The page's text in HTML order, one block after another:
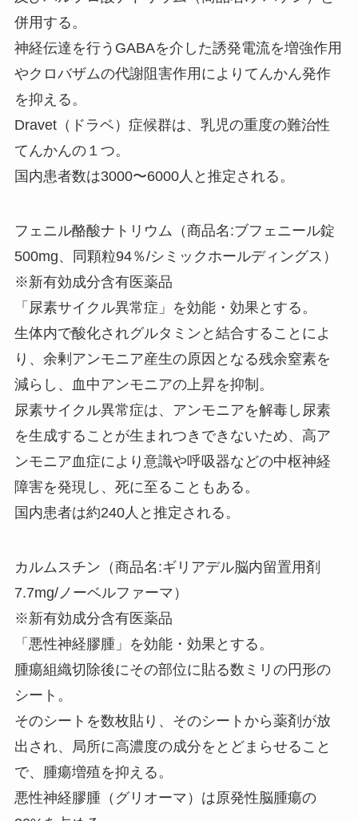
併用する。
神経伝達を行うGABAを介した誘発電流を増強作用
やクロバザムの代謝阻害作用によりてんかん発作
を抑える。
Dravet（ドラベ）症候群は、乳児の重度の難治性
てんかんの１つ。
国内患者数は3000〜6000人と推定される。
フェニル酪酸ナトリウム（商品名:ブフェニール錠
500mg、同顆粒94％/シミックホールディングス）
※新有効成分含有医薬品
「尿素サイクル異常症」を効能・効果とする。
生体内で酸化されグルタミンと結合することによ
り、余剰アンモニア産生の原因となる残余窒素を
減らし、血中アンモニアの上昇を抑制。
尿素サイクル異常症は、アンモニアを解毒し尿素
を生成することが生まれつきできないため、高ア
ンモニア血症により意識や呼吸器などの中枢神経
障害を発現し、死に至ることもある。
国内患者は約240人と推定される。
カルムスチン（商品名:ギリアデル脳内留置用剤
7.7mg/ノーベルファーマ）
※新有効成分含有医薬品
「悪性神経膠腫」を効能・効果とする。
腫瘍組織切除後にその部位に貼る数ミリの円形の
シート。
そのシートを数枚貼り、そのシートから薬剤が放
出され、局所に高濃度の成分をとどまらせること
で、腫瘍増殖を抑える。
悪性神経膠腫（グリオーマ）は原発性脳腫瘍の